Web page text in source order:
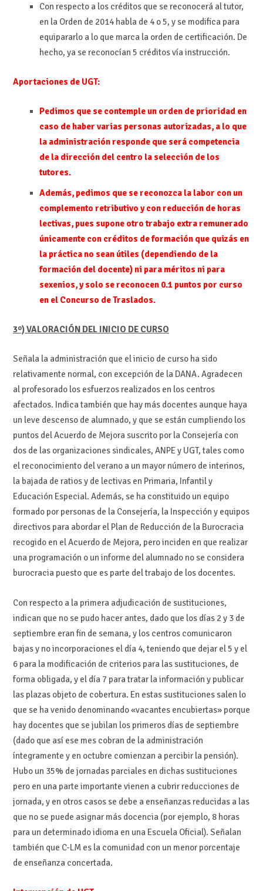
Con respecto a los créditos que se reconocerá al tutor,
en la Orden de 2014 habla de 4 o 5, y se modifica para
equipararlo a lo que marca la orden de certificación. De
hecho, ya se reconocían 5 créditos vía instrucción.
Aportaciones de UGT:
Pedimos que se contemple un orden de prioridad en
caso de haber varias personas autorizadas, a lo que
la administración responde que será competencia
de la dirección del centro la selección de los
tutores.
Además, pedimos que se reconozca la labor con un
complemento retributivo y con reducción de horas
lectivas, pues supone otro trabajo extra remunerado
únicamente con créditos de formación que quizás en
la práctica no sean útiles (dependiendo de la
formación del docente) ni para méritos ni para
sexenios, y solo se reconocen 0.1 puntos por curso
en el Concurso de Traslados.
3º) VALORACIÓN DEL INICIO DE CURSO
Señala la administración que el inicio de curso ha sido
relativamente normal, con excepción de la DANA. Agradecen
al profesorado los esfuerzos realizados en los centros
afectados. Indica también que hay más docentes aunque haya
un leve descenso de alumnado, y que se están cumpliendo los
puntos del Acuerdo de Mejora suscrito por la Consejería con
dos de las organizaciones sindicales, ANPE y UGT, tales como
el reconocimiento del verano a un mayor número de interinos,
la bajada de ratios y de lectivas en Primaria, Infantil y
Educación Especial. Además, se ha constituido un equipo
formado por personas de la Consejería, la Inspección y equipos
directivos para abordar el Plan de Reducción de la Burocracia
recogido en el Acuerdo de Mejora, pero inciden en que realizar
una programación o un informe del alumnado no se considera
burocracia puesto que es parte del trabajo de los docentes.
Con respecto a la primera adjudicación de sustituciones,
indican que no se pudo hacer antes, dado que los días 2 y 3 de
septiembre eran fin de semana, y los centros comunicaron
bajas y no incorporaciones el día 4, teniendo que dejar el 5 y el
6 para la modificación de criterios para las sustituciones, de
forma obligada, y el día 7 para tratar la información y publicar
las plazas objeto de cobertura. En estas sustituciones salen lo
que se ha venido denominando «vacantes encubiertas» porque
hay docentes que se jubilan los primeros días de septiembre
(dado que así ese mes cobran de la administración
íntegramente y en octubre comienzan a percibir la pensión).
Hubo un 35% de jornadas parciales en dichas sustituciones
pero en una parte importante vienen a cubrir reducciones de
jornada, y en otros casos se debe a enseñanzas reducidas a las
que no se puede asignar más docencia (por ejemplo, 8 horas
para un determinado idioma en una Escuela Oficial). Señalan
también que C-LM es la comunidad con un menor porcentaje
de enseñanza concertada.